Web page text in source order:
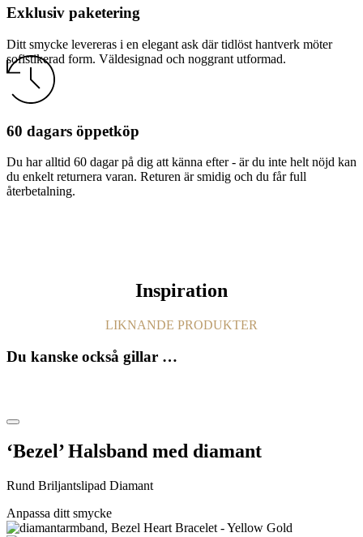
Exklusiv paketering
Ditt smycke levereras i en elegant ask där tidlöst hantverk möter
sofistikerad form. Väldesignad och noggrant utformad.
60 dagars öppetköp
Du har alltid 60 dagar på dig att känna efter - är du inte helt nöjd kan
du enkelt returnera varan. Returen är smidig och du får full
återbetalning.
Inspiration
LIKNANDE PRODUKTER
Du kanske också gillar …
‘Bezel’ Halsband med diamant
Rund Briljantslipad Diamant
Anpassa ditt smycke